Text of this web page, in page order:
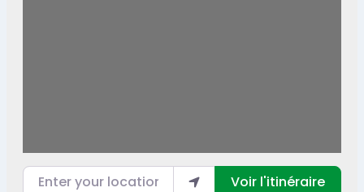
Enter your location
Voir l'itinéraire